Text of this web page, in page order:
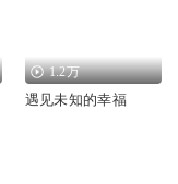
1.2万
遇见未知的幸福